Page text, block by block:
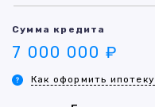
Сумма кредита
7 000 000 ₽
Как оформить ипотеку